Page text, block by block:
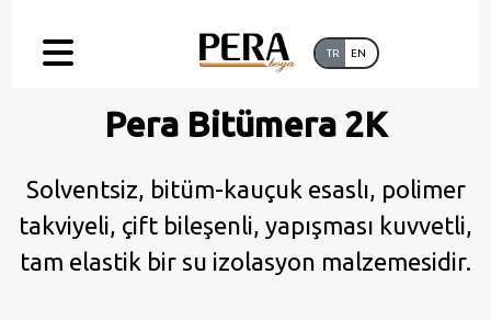
TR EN
Pera Bitümera 2K
Solventsiz, bitüm-kauçuk esaslı, polimer
takviyeli, çift bileşenli, yapışması kuvvetli,
tam elastik bir su izolasyon malzemesidir.